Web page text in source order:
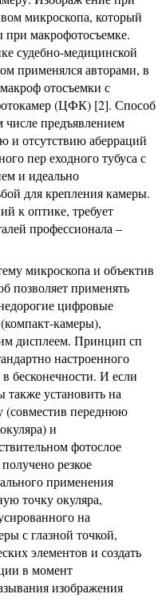
микроскопа, который
при макрофотосъемке.
судебно-медицинской
применялся авторами, в
отосъемки с
(ЦФК) [2]. Способ
числе предъявлением
и отсутствию аберраций
пер еходного тубуса с
и идеально
для крепления камеры.
к оптике, требует
профессионала –
микроскопа и объектив
позволяет применять
цифровые
камеры),
дисплеем. Принцип сп
настроенного
бесконечности. И если
также установить на
(совместив переднюю
и
фотослое
резкое
применения
точку окуляра,
на
с глазной точкой,
элементов и создать
в момент
изображения